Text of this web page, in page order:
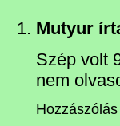
Mutyur
Szép volt
nem